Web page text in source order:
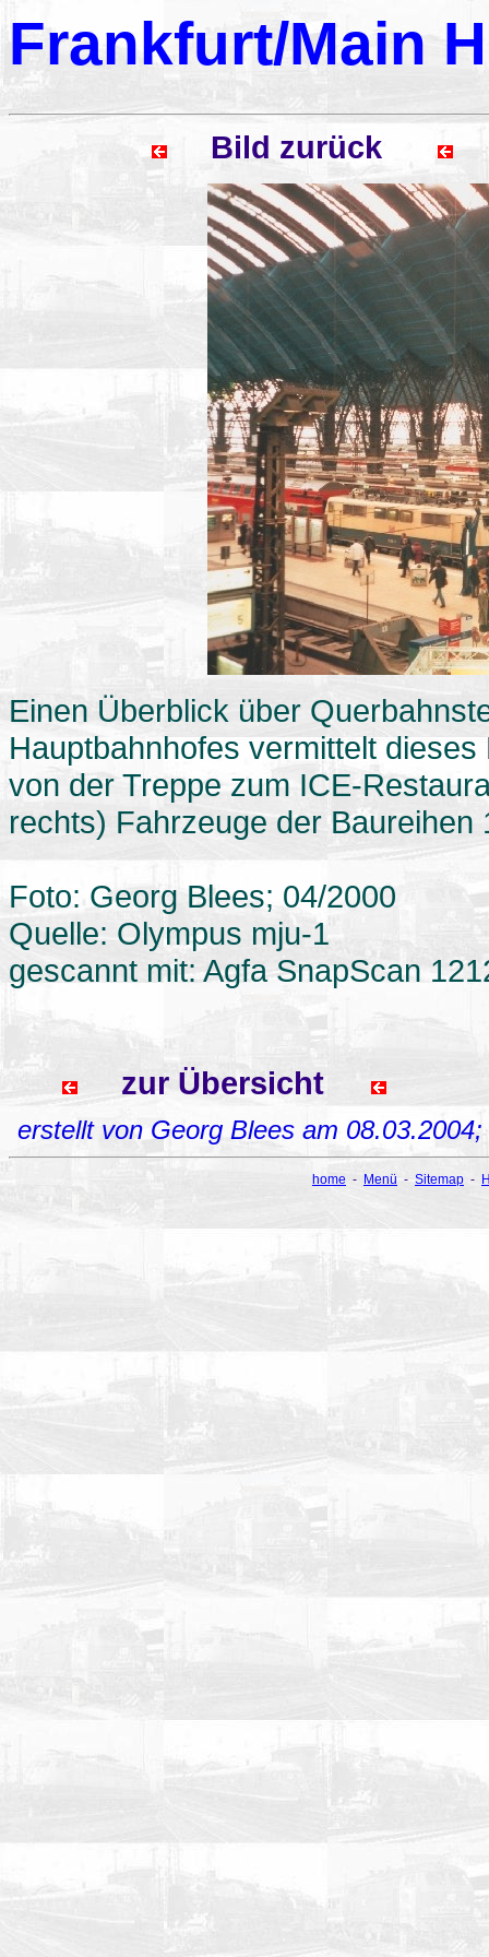
Frankfurt/Main
Bild zurück
Einen Überblick über
Hauptbahnhofes vermittelt
von der Treppe zum ICE-
rechts) Fahrzeuge der Baureihen
Foto: Georg Blees; 04/2000
Quelle: Olympus mju-1
gescannt mit: Agfa SnapScan
zur Übersicht
erstellt von Georg Blees am
home - Menü - Sitemap -